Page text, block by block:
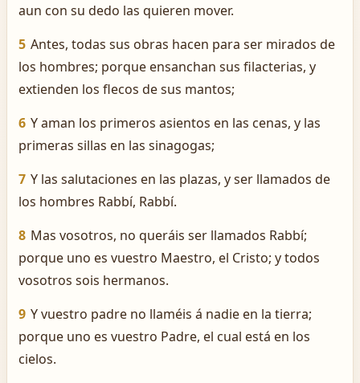
aun con su dedo las quieren mover.
5 Antes, todas sus obras hacen para ser mirados de
los hombres; porque ensanchan sus filacterias, y
extienden los flecos de sus mantos;
6 Y aman los primeros asientos en las cenas, y las
primeras sillas en las sinagogas;
7 Y las salutaciones en las plazas, y ser llamados de
los hombres Rabbí, Rabbí.
8 Mas vosotros, no queráis ser llamados Rabbí;
porque uno es vuestro Maestro, el Cristo; y todos
vosotros sois hermanos.
9 Y vuestro padre no llaméis á nadie en la tierra;
porque uno es vuestro Padre, el cual está en los
cielos.